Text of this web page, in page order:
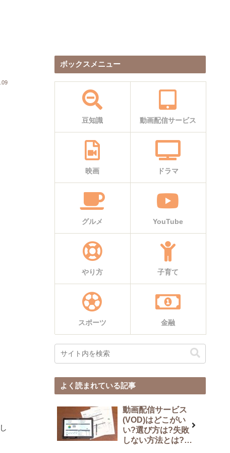
ボックスメニュー
豆知識 動画配信サービス
映画 ドラマ
グルメ YouTube
やり方 子育て
スポーツ 金融
よく読まれている記事
動画配信サービス
(VOD)はどこがい
い?選び方は?失敗
しない方法とは?